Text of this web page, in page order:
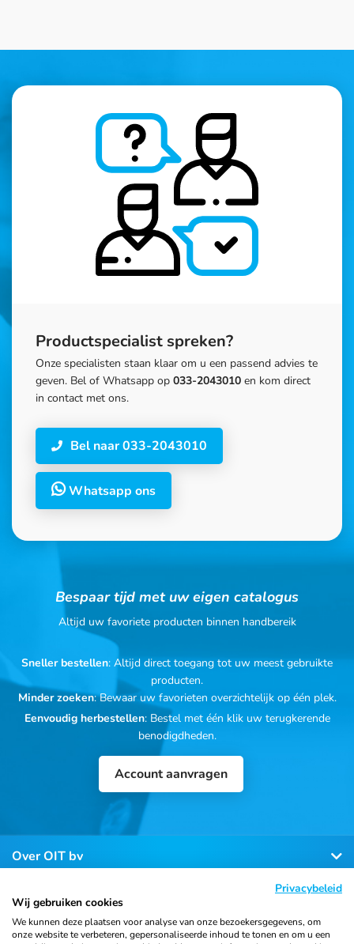
Productspecialist spreken?
Onze specialisten staan klaar om u een passend advies te
geven. Bel of Whatsapp op 033-2043010 en kom direct
in contact met ons.
Bel naar 033-2043010
Whatsapp ons
Bespaar tijd met uw eigen catalogus
Altijd uw favoriete producten binnen handbereik
Sneller bestellen: Altijd direct toegang tot uw meest gebruikte
producten.
Minder zoeken: Bewaar uw favorieten overzichtelijk op één plek.
Eenvoudig herbestellen: Bestel met één klik uw terugkerende
benodigdheden.
Account aanvragen
Over OIT bv
Klantenservice
Privacybeleid
Wij gebruiken cookies
We kunnen deze plaatsen voor analyse van onze bezoekersgegevens, om
onze website te verbeteren, gepersonaliseerde inhoud te tonen en om u een